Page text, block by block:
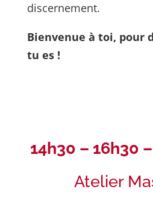
discernement.
Bienvenue à toi, pour
tu es !
14h30 – 16h30 –
Atelier